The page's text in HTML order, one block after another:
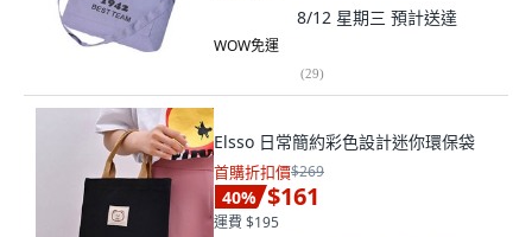
8/12 星期三 預計送達
WOW免運
(29)
Elsso 日常簡約彩色設計迷你環保袋
首購折扣價$269
40% $161
運費 $195